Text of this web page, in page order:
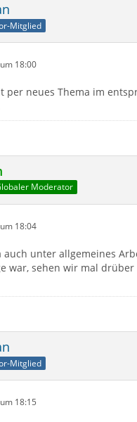
Mitglied
18:00
per neues Thema im
Moderator
18:04
auch unter allgemeines
war, sehen wir mal
Mitglied
18:15